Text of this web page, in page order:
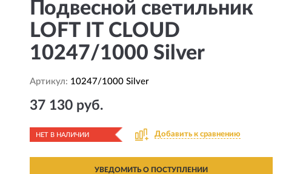
Подвесной светильник
LOFT IT CLOUD
10247/1000 Silver
Артикул: 10247/1000 Silver
37 130 руб.
НЕТ В НАЛИЧИИ Добавить к сравнению
УВЕДОМИТЬ О ПОСТУПЛЕНИИ